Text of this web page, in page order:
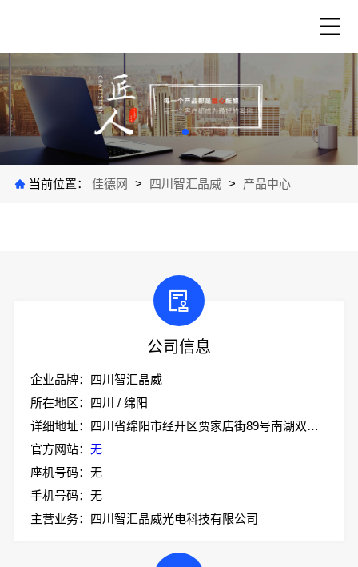
当前位置： 佳德网 > 四川智汇晶威 > 产品中心
公司信息
企业品牌：四川智汇晶威
所在地区：四川 / 绵阳
详细地址：四川省绵阳市经开区贾家店街89号南湖双创园A栋B区213
官方网站： 无
座机号码：无
手机号码：无
主营业务：四川智汇晶威光电科技有限公司